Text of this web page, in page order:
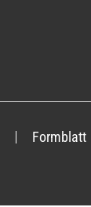
Formblatt